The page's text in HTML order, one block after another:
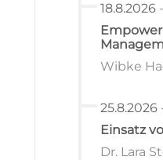
18.8.2026 -
Wibke
25.8.2026
Einsatz
Dr. Lara